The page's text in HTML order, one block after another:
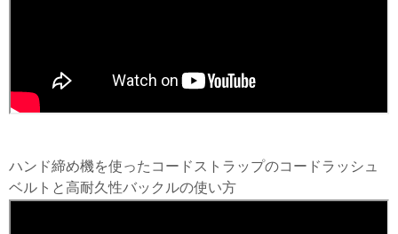
ハンド締め機を使ったコードストラップのコードラッシュ
ベルトと高耐久性バックルの使い方